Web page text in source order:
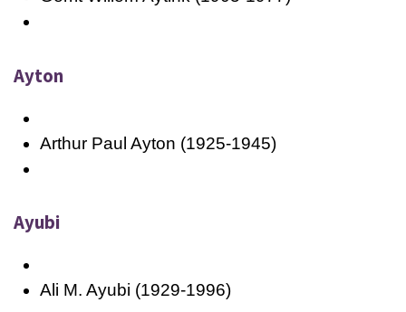
Ayton
Arthur Paul Ayton (1925-1945)
Ayubi
Ali M. Ayubi (1929-1996)